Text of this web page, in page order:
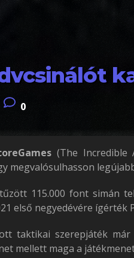
0
(The Incredible
megvalósulhasson
115.000 font simán
első negyedévére
taktikai szerepjáték már
mellett maga a